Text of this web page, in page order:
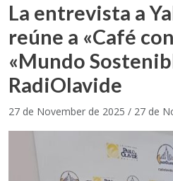
La entrevista a
reúne a «Café
«Mundo
RadiOlavide
27 de November de 2025 / 27 de